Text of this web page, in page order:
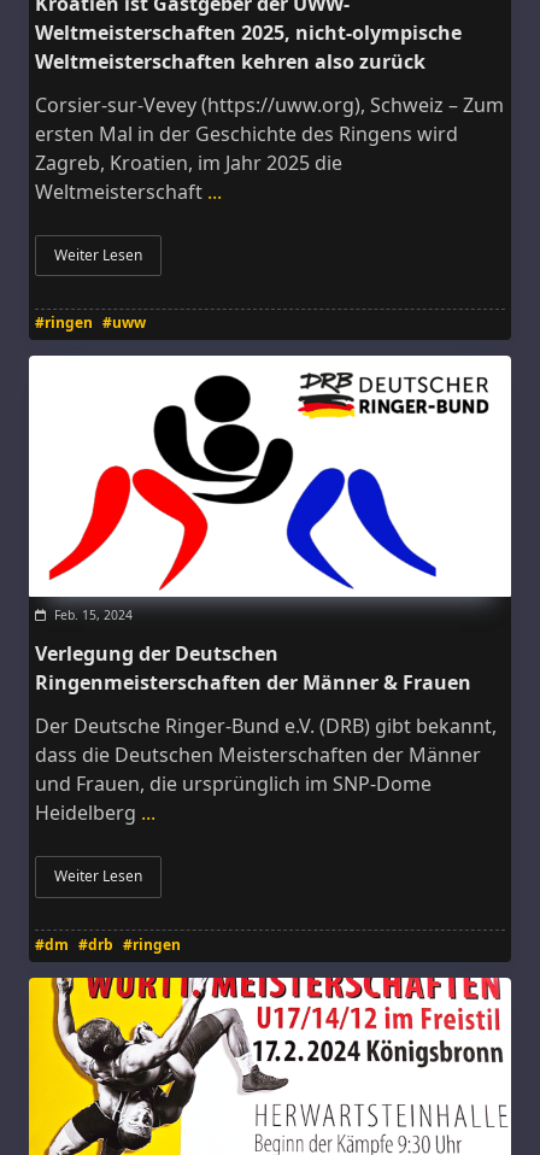
Weltmeisterschaften 2025, nicht-olympische
Weltmeisterschaften kehren also zurück
Corsier-sur-Vevey (https://uww.org), Schweiz – Zum
ersten Mal in der Geschichte des Ringens wird
Zagreb, Kroatien, im Jahr 2025 die
Weltmeisterschaft ...
Weiter Lesen
#ringen #uww
Feb. 15, 2024
Verlegung der Deutschen
Ringenmeisterschaften der Männer & Frauen
Der Deutsche Ringer-Bund e.V. (DRB) gibt bekannt,
dass die Deutschen Meisterschaften der Männer
und Frauen, die ursprünglich im SNP-Dome
Heidelberg ...
Weiter Lesen
#dm #drb #ringen